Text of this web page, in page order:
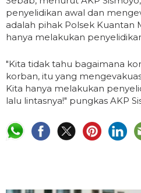
penyelidikan awal dan
adalah pihak Polsek Kuantan
hanya melakukan
"Kita tidak tahu bagaimana
korban, itu yang
Kita hanya melakukan
lalu lintasnya!" pungkas AKP